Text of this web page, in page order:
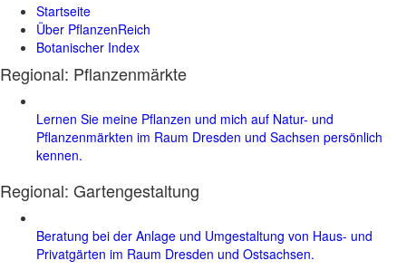
Startseite
Über PflanzenReich
Botanischer Index
Regional: Pflanzenmärkte
Lernen Sie meine Pflanzen und mich auf Natur- und
Pflanzenmärkten im Raum Dresden und Sachsen persönlich
kennen.
Regional: Gartengestaltung
Beratung bei der Anlage und Umgestaltung von Haus- und
Privatgärten im Raum Dresden und Ostsachsen.